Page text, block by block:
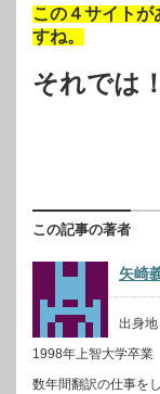
この４サイト
すね。
それでは！
この記事の著者
矢崎
出身
1998年上智大学卒業
数年間翻訳の仕事をし